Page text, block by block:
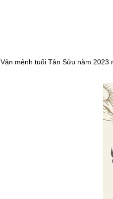
Vận mệnh tuổi Tân Sửu năm 2023